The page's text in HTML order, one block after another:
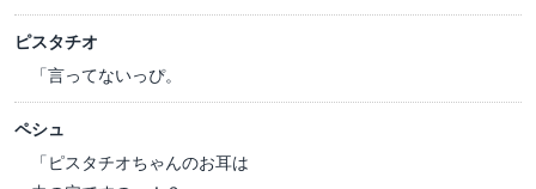
ピスタチオ
「言ってないっぴ。
ペシュ
「ピスタチオちゃんのお耳は